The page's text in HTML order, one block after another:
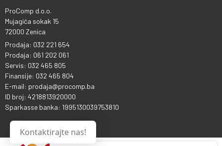
ProComp d.o.o.
Mujagića sokak 15
72000 Zenica
Prodaja: 032 221 654
Prodaja: 061 202 061
Servis: 032 465 805
Finansije: 032 465 804
E-mail: prodaja@procomp.ba
ID broj: 4218813920000
Sparkasse banka: 1995130039753810
Kontaktirajte nas!